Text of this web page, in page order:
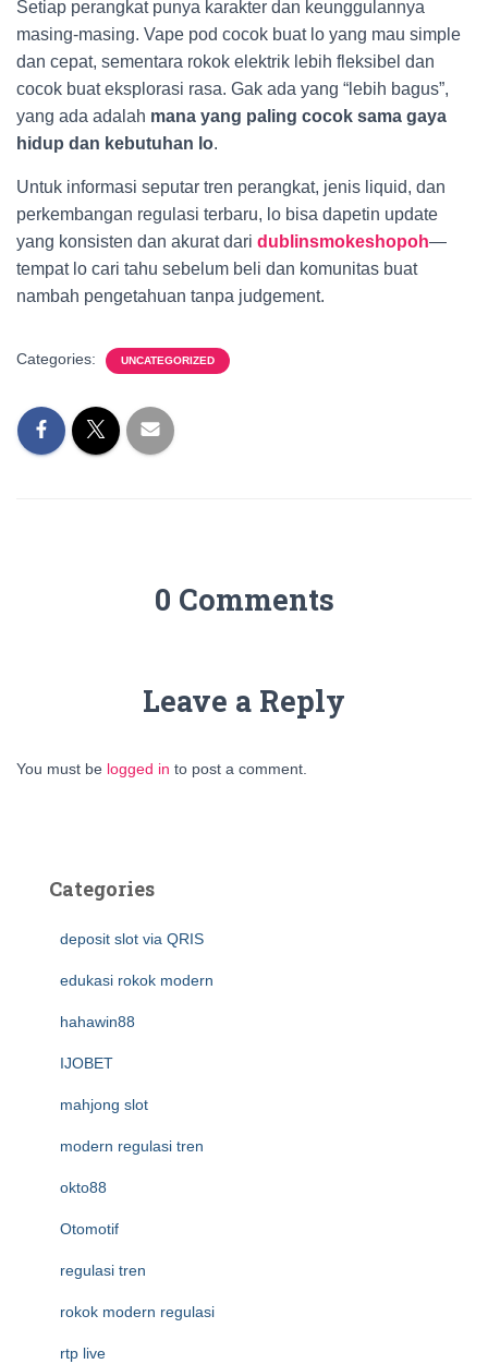
Setiap perangkat punya karakter dan keunggulannya
masing-masing. Vape pod cocok buat lo yang mau simple
dan cepat, sementara rokok elektrik lebih fleksibel dan
cocok buat eksplorasi rasa. Gak ada yang “lebih bagus”,
yang ada adalah mana yang paling cocok sama gaya
hidup dan kebutuhan lo.
Untuk informasi seputar tren perangkat, jenis liquid, dan
perkembangan regulasi terbaru, lo bisa dapetin update
yang konsisten dan akurat dari dublinsmokeshopoh—
tempat lo cari tahu sebelum beli dan komunitas buat
nambah pengetahuan tanpa judgement.
Categories: UNCATEGORIZED
0 Comments
Leave a Reply
You must be logged in to post a comment.
Categories
deposit slot via QRIS
edukasi rokok modern
hahawin88
IJOBET
mahjong slot
modern regulasi tren
okto88
Otomotif
regulasi tren
rokok modern regulasi
rtp live